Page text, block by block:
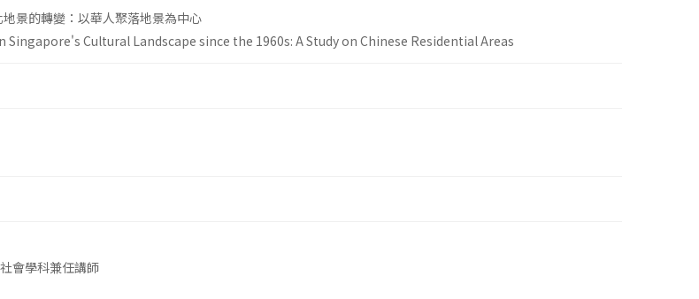
景的轉變：以華人聚落地景為中心
Singapore's Cultural Landscape since the 1960s: A Study on Chinese Residential Areas
會學科兼任講師